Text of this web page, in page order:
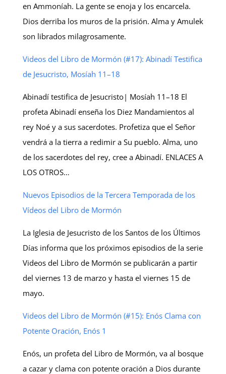
en Ammoníah. La gente se enoja y los encarcela.
Dios derriba los muros de la prisión. Alma y Amulek
son librados milagrosamente.
Videos del Libro de Mormón (#17): Abinadí Testifica
de Jesucristo, Mosíah 11–18
Abinadí testifica de Jesucristo| Mosíah 11–18 El
profeta Abinadí enseña los Diez Mandamientos al
rey Noé y a sus sacerdotes. Profetiza que el Señor
vendrá a la tierra a redimir a Su pueblo. Alma, uno
de los sacerdotes del rey, cree a Abinadí. ENLACES A
LOS OTROS…
Nuevos Episodios de la Tercera Temporada de los
Vídeos del Libro de Mormón
La Iglesia de Jesucristo de los Santos de los Últimos
Días informa que los próximos episodios de la serie
Videos del Libro de Mormón se publicarán a partir
del viernes 13 de marzo y hasta el viernes 15 de
mayo.
Videos del Libro de Mormón (#15): Enós Clama con
Potente Oración, Enós 1
Enós, un profeta del Libro de Mormón, va al bosque
a cazar y clama con potente oración a Dios durante